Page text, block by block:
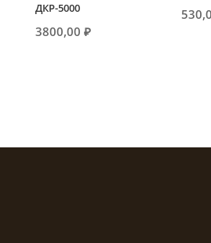
ДКР-5000
3800,00 ₽